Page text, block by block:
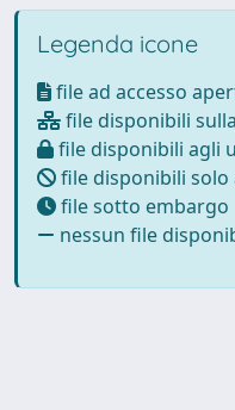
Legenda icone
file ad accesso
file disponibili
file disponibili agli
file disponibili
file sotto embargo
nessun file